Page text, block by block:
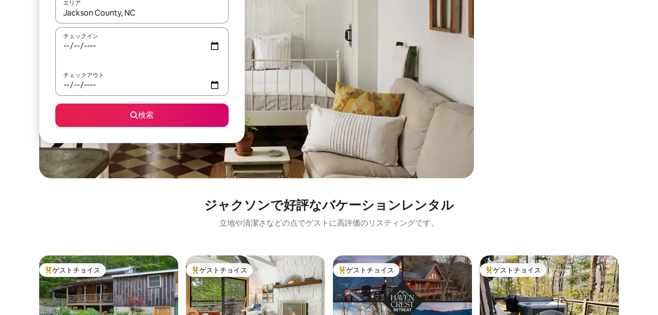
エリア
検索結果が表示されたら、上下の矢印キーを使って移動するか、画面をタッチまたはスワイプして検索結果を確認することができます。
チェックイン
チェックアウト
検索
ジャクソンで好評なバケーションレンタル
立地や清潔さなどの点でゲストに高評価のリスティングです。
大好評のゲストチョイスです。
ゲストチョイス 大好評のゲストチョイスです。
ゲストチョイス 大好評のゲストチョイスです。
ゲストチョイス 大好評のゲストチョイスです。
ゲストチョイス